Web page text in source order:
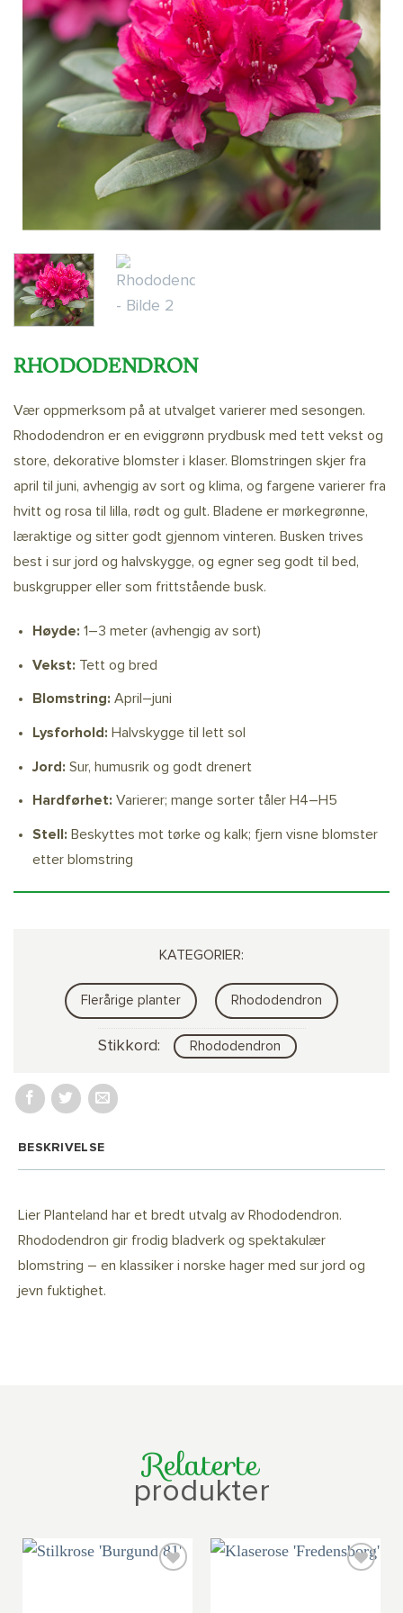
RHODODENDRON
Vær oppmerksom på at utvalget varierer med sesongen.
Rhododendron er en eviggrønn prydbusk med tett vekst og
store, dekorative blomster i klaser. Blomstringen skjer fra
april til juni, avhengig av sort og klima, og fargene varierer fra
hvitt og rosa til lilla, rødt og gult. Bladene er mørkegrønne,
læraktige og sitter godt gjennom vinteren. Busken trives
best i sur jord og halvskygge, og egner seg godt til bed,
buskgrupper eller som frittstående busk.
Høyde: 1–3 meter (avhengig av sort)
Vekst: Tett og bred
Blomstring: April–juni
Lysforhold: Halvskygge til lett sol
Jord: Sur, humusrik og godt drenert
Hardførhet: Varierer; mange sorter tåler H4–H5
Stell: Beskyttes mot tørke og kalk; fjern visne blomster
etter blomstring
KATEGORIER:
Flerårige planter Rhododendron
Stikkord: Rhododendron
BESKRIVELSE
Lier Planteland har et bredt utvalg av Rhododendron.
Rhododendron gir frodig bladverk og spektakulær
blomstring – en klassiker i norske hager med sur jord og
jevn fuktighet.
Relaterte
produkter